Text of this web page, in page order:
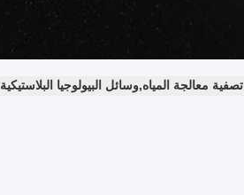
معالجة المياه,وسائل البيولوجيا البلاستيكية